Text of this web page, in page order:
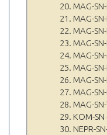
20. MAG-
21. MAG-
22. MAG-
23. MAG-
24. MAG-
25. MAG-
26. MAG-
27. MAG-
28. MAG-
29. KOM-
30. NEPR-